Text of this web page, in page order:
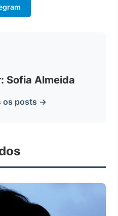
Sofia Almeida
os posts →